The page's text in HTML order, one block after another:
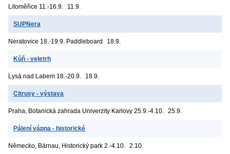
Litoměřice 11.-16.9. 11.9.
SUPNera
Neratovice 18.-19.9. Paddleboard 18.9.
Kůň - veletrh
Lysá nad Labem 18.-20.9. 18.9.
Citrusy - výstava
Praha, Botanická zahrada Univerzity Karlovy 25.9.-4.10. 25.9.
Pálení vápna - historické
Německo, Bärnau, Historický park 2.-4.10. 2.10.